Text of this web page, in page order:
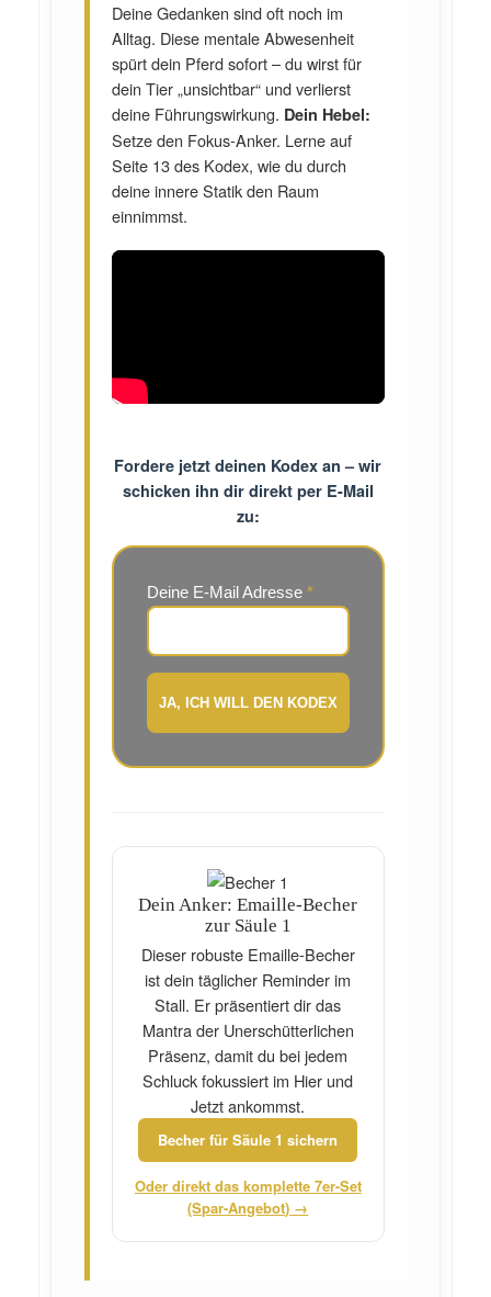
Deine Gedanken sind oft noch im
Alltag. Diese mentale Abwesenheit
spürt dein Pferd sofort – du wirst für
dein Tier „unsichtbar“ und verlierst
deine Führungswirkung. Dein Hebel:
Setze den Fokus-Anker. Lerne auf
Seite 13 des Kodex, wie du durch
deine innere Statik den Raum
einnimmst.
Fordere jetzt deinen Kodex an – wir
schicken ihn dir direkt per E-Mail
zu:
Deine E-Mail Adresse *
Dein Anker: Emaille-Becher
zur Säule 1
Dieser robuste Emaille-Becher
ist dein täglicher Reminder im
Stall. Er präsentiert dir das
Mantra der Unerschütterlichen
Präsenz, damit du bei jedem
Schluck fokussiert im Hier und
Jetzt ankommst.
Becher für Säule 1 sichern
Oder direkt das komplette 7er-Set
(Spar-Angebot) →